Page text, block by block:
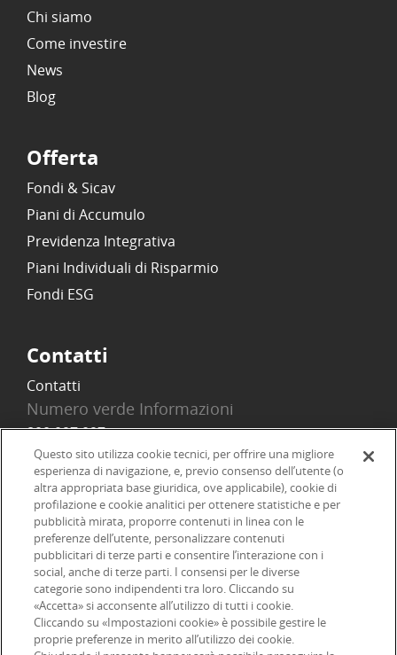
Chi siamo
Come investire
News
Blog
Offerta
Fondi & Sicav
Piani di Accumulo
Previdenza Integrativa
Piani Individuali di Risparmio
Fondi ESG
Contatti
Contatti
Numero verde Informazioni
800 097 097
Email
info@onlinesim.it
Social
©2026 Online SIM, società del gruppo bancario ERSEL - P.IVA
12927410154
Questo sito utilizza cookie tecnici, per offrire una migliore
esperienza di navigazione, e, previo consenso dell’utente (o
altra appropriata base giuridica, ove applicabile), cookie di
profilazione e cookie analitici per ottenere statistiche e per
pubblicità mirata, proporre contenuti in linea con le
preferenze dell’utente, personalizzare contenuti
pubblicitari di terze parti e consentire l’interazione con i
social, anche di terze parti. I consensi per le diverse
categorie sono indipendenti tra loro. Cliccando su
«Accetta» si acconsente all’utilizzo di tutti i cookie.
Cliccando su «Impostazioni cookie» è possibile gestire le
proprie preferenze in merito all’utilizzo dei cookie.